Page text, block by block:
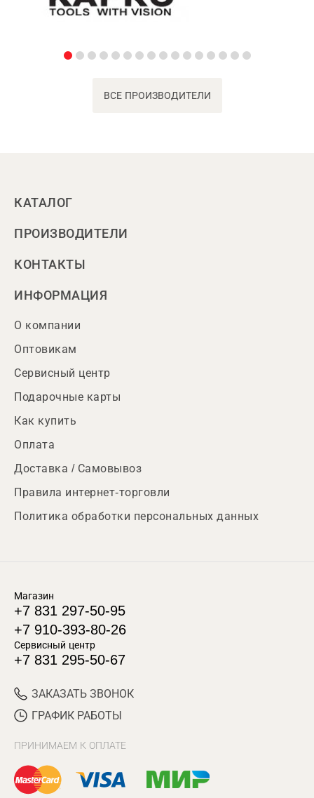
ВСЕ ПРОИЗВОДИТЕЛИ
КАТАЛОГ
ПРОИЗВОДИТЕЛИ
КОНТАКТЫ
ИНФОРМАЦИЯ
О компании
Оптовикам
Сервисный центр
Подарочные карты
Как купить
Оплата
Доставка / Самовывоз
Правила интернет-торговли
Политика обработки персональных данных
Магазин
+7 831 297-50-95
+7 910-393-80-26
Сервисный центр
+7 831 295-50-67
ЗАКАЗАТЬ ЗВОНОК
ГРАФИК РАБОТЫ
ПРИНИМАЕМ К ОПЛАТЕ